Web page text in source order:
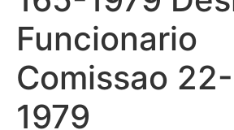
Funcionario
Comissao
1979